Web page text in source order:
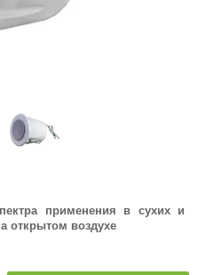
применения в сухих и
открытом воздухе